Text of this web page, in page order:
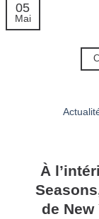
05
Mai
À
de